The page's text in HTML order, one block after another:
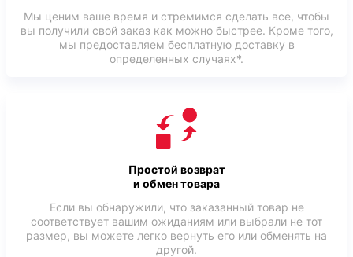
Мы ценим ваше время и стремимся сделать все, чтобы
вы получили свой заказ как можно быстрее. Кроме того,
мы предоставляем бесплатную доставку в
определенных случаях*.
Простой возврат
и обмен товара
Если вы обнаружили, что заказанный товар не
соответствует вашим ожиданиям или выбрали не тот
размер, вы можете легко вернуть его или обменять на
другой.